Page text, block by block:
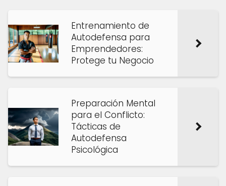
Entrenamiento de
Autodefensa para
Emprendedores:
Protege tu Negocio
Preparación Mental
para el Conflicto:
Tácticas de
Autodefensa
Psicológica